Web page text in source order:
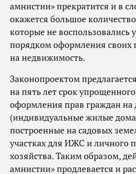
амнистии» прекратится и в
окажется большое
которые не
порядком оформления своих
на недвижимость.
Законопроектом
на пять лет срок
оформления прав граждан на
(индивидуальные жилые
построенные на садовых
участках для ИЖС и личного
хозяйства. Таким образом,
амнистии» продлевается и